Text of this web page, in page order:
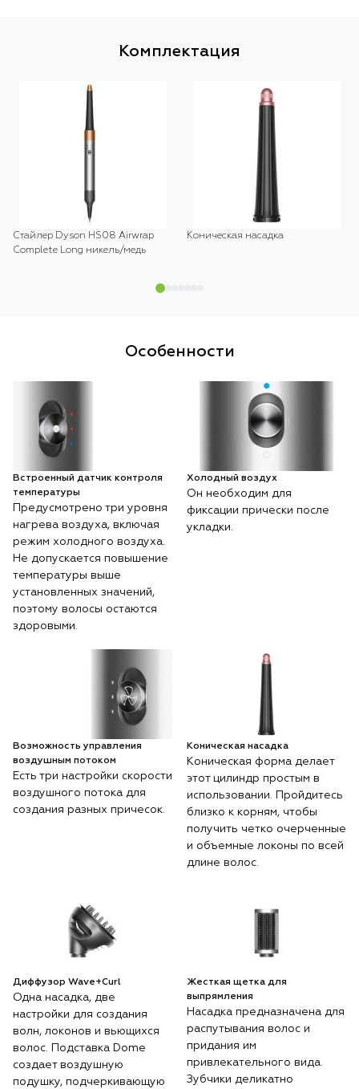
Комплектация
Стайлер Dyson HS08 Airwrap
Complete Long никель/медь
Коническая насадка
Особенности
Встроенный датчик контроля
температуры
Предусмотрено три уровня
нагрева воздуха, включая
режим холодного воздуха.
Не допускается повышение
температуры выше
установленных значений,
поэтому волосы остаются
здоровыми.
Холодный воздух
Он необходим для
фиксации прически после
укладки.
Возможность управления
воздушным потоком
Есть три настройки скорости
воздушного потока для
создания разных причесок.
Коническая насадка
Коническая форма делает
этот цилиндр простым в
использовании. Пройдитесь
близко к корням, чтобы
получить четко очерченные
и объемные локоны по всей
длине волос.
Диффузор Wave+Curl
Одна насадка, две
настройки для создания
волн, локонов и вьющихся
волос. Подставка Dome
создает воздушную
подушку, подчеркивающую
Жесткая щетка для
выпрямления
Насадка предназначена для
распутывания волос и
придания им
привлекательного вида.
Зубчики деликатно